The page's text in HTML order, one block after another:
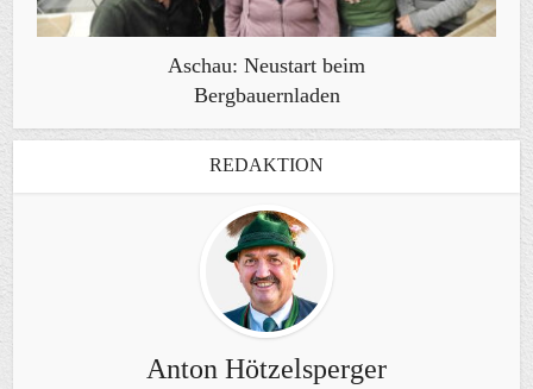
Aschau: Neustart beim
Bergbauernladen
REDAKTION
Anton Hötzelsperger